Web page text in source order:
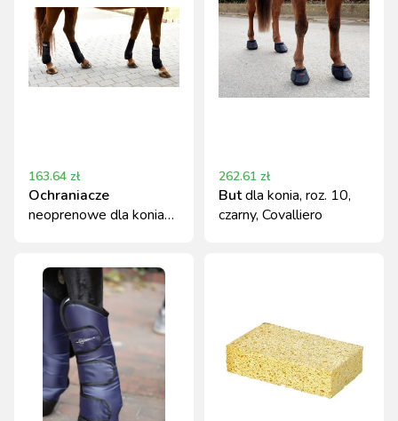
163.64 zł
Ochraniacze
neoprenowe dla konia
262.61 zł
Butdla konia, roz. 10,
czarny, Covalliero